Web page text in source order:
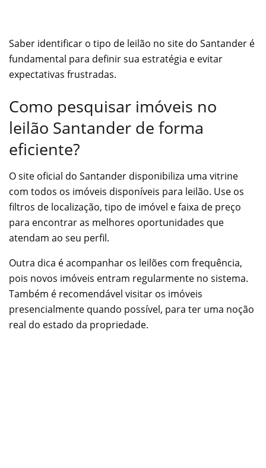
Saber identificar o tipo de leilão no site do Santander é
fundamental para definir sua estratégia e evitar
expectativas frustradas.
Como pesquisar imóveis no
leilão Santander de forma
eficiente?
O site oficial do Santander disponibiliza uma vitrine
com todos os imóveis disponíveis para leilão. Use os
filtros de localização, tipo de imóvel e faixa de preço
para encontrar as melhores oportunidades que
atendam ao seu perfil.
Outra dica é acompanhar os leilões com frequência,
pois novos imóveis entram regularmente no sistema.
Também é recomendável visitar os imóveis
presencialmente quando possível, para ter uma noção
real do estado da propriedade.